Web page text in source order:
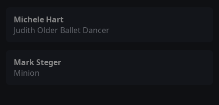
Michele Hart
Judith Older Ballet Dancer
Mark Steger
Minion